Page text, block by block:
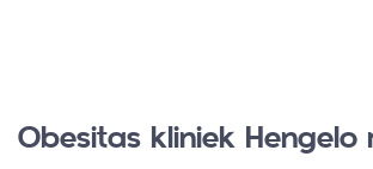
Obesitas kliniek Hengelo